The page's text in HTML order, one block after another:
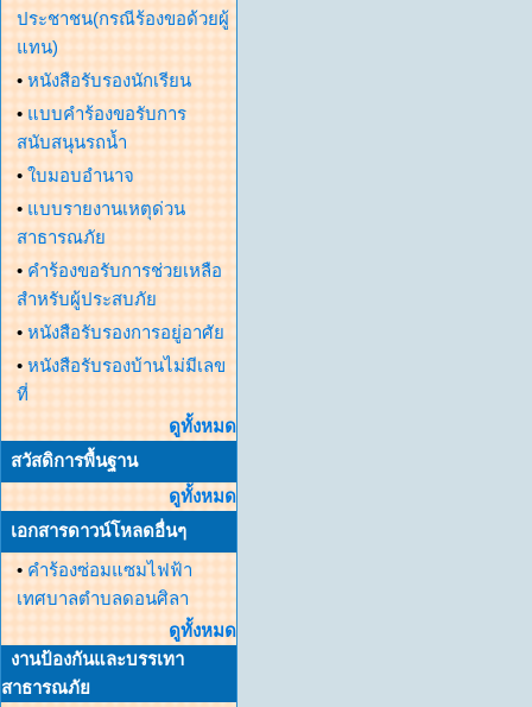
ประชาชน(กรณีร้องขอด้วยผู้
แทน)
• หนังสือรับรองนักเรียน
• แบบคำร้องขอรับการ
สนับสนุนรถน้ำ
• ใบมอบอำนาจ
• แบบรายงานเหตุด่วน
สาธารณภัย
• คำร้องขอรับการช่วยเหลือ
สำหรับผู้ประสบภัย
• หนังสือรับรองการอยู่อาศัย
• หนังสือรับรองบ้านไม่มีเลข
ที่
ดูทั้งหมด
สวัสดิการพื้นฐาน
ดูทั้งหมด
เอกสารดาวน์โหลดอื่นๆ
• คำร้องซ่อมแซมไฟฟ้า
เทศบาลตำบลดอนศิลา
ดูทั้งหมด
งานป้องกันและบรรเทา
สาธารณภัย